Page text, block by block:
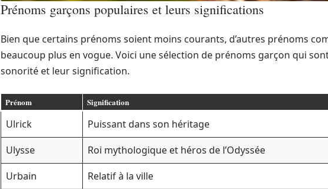
Prénoms garçons populaires et leurs significations
Bien que certains prénoms soient moins courants, d’autres prénoms
beaucoup plus en vogue. Voici une sélection de prénoms garçon qui
sonorité et leur signification.
Prénom Signification
Ulrick
Puissant dans son héritage
Ulysse
Roi mythologique et héros de l’Odyssée
Urbain
Relatif à la ville